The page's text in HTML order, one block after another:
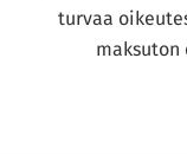
turvaa